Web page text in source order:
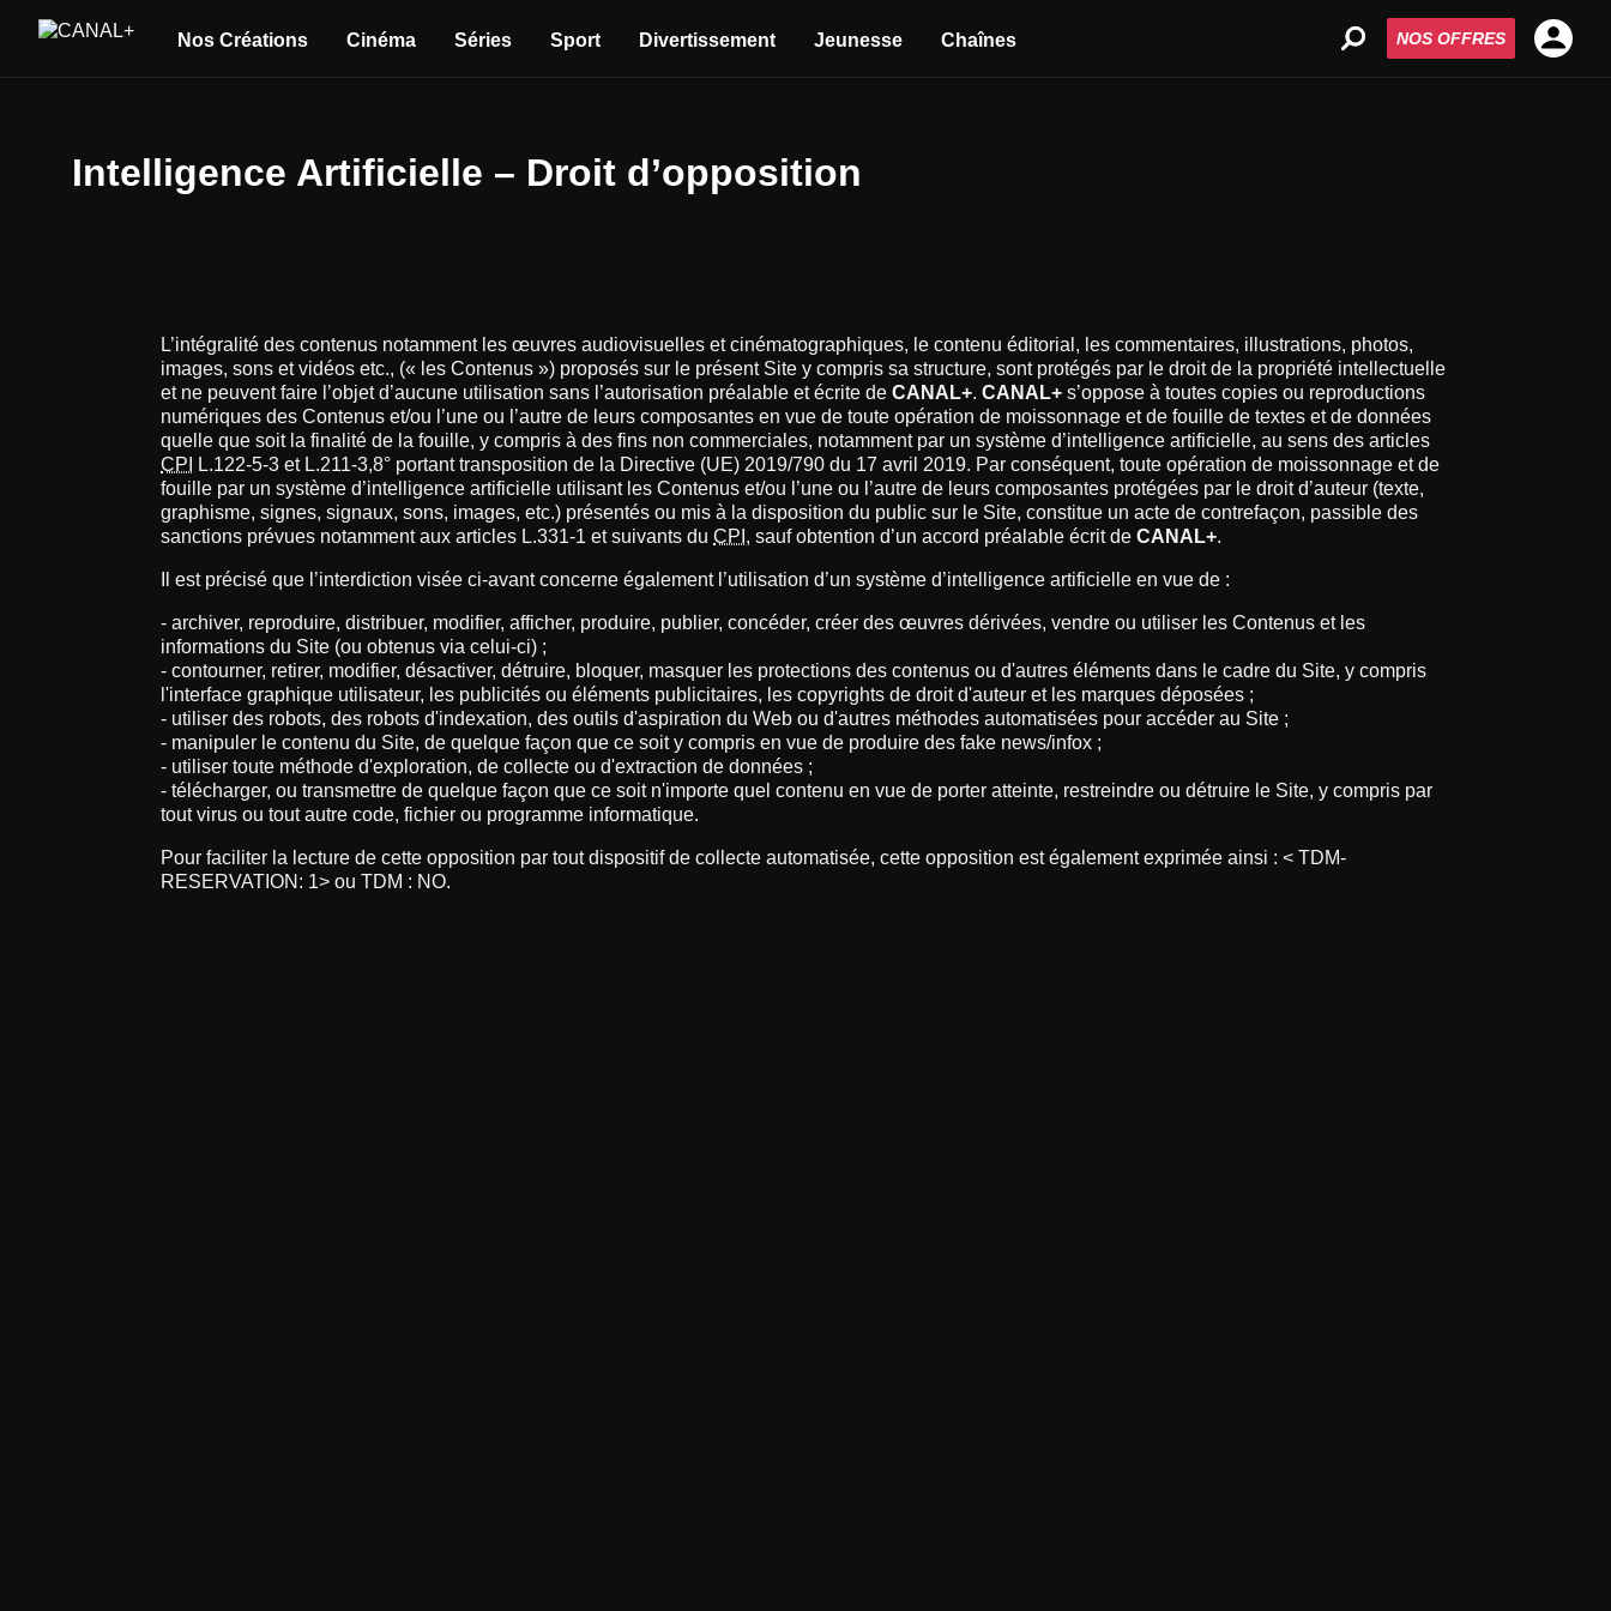
Nos Créations Cinéma Séries Sport Divertissement Jeunesse Chaînes NOS OFFRES
Intelligence Artificielle – Droit d’opposition
L’intégralité des contenus notamment les œuvres audiovisuelles et cinématographiques, le contenu éditorial, les commentaires, illustrations, photos,
images, sons et vidéos etc., (« les Contenus ») proposés sur le présent Site y compris sa structure, sont protégés par le droit de la propriété intellectuelle
et ne peuvent faire l’objet d’aucune utilisation sans l’autorisation préalable et écrite deCANAL+.CANAL+ s’oppose à toutes copies ou reproductions
numériques des Contenus et/ou l’une ou l’autre de leurs composantes en vue de toute opération de moissonnage et de fouille de textes et de données
quelle que soit la finalité de la fouille, y compris à des fins non commerciales, notamment par un système d’intelligence artificielle, au sens des articles
CPI
L.122-5-3 et L.211-3,8° portant transposition de la Directive (UE) 2019/790 du 17 avril 2019. Par conséquent, toute opération de moissonnage et de
fouille par un système d’intelligence artificielle utilisant les Contenus et/ou l’une ou l’autre de leurs composantes protégées par le droit d’auteur (texte,
graphisme, signes, signaux, sons, images, etc.) présentés ou mis à la disposition du public sur le Site, constitue un acte de contrefaçon, passible des
sanctions prévues notamment aux articles L.331-1 et suivants duCPI , sauf obtention d’un accord préalable écrit deCANAL+.
Il est précisé que l’interdiction visée ci-avant concerne également l’utilisation d’un système d’intelligence artificielle en vue de :
- archiver, reproduire, distribuer, modifier, afficher, produire, publier, concéder, créer des œuvres dérivées, vendre ou utiliser les Contenus et les
informations du Site (ou obtenus via celui-ci) ;
- contourner, retirer, modifier, désactiver, détruire, bloquer, masquer les protections des contenus ou d'autres éléments dans le cadre du Site, y compris
l'interface graphique utilisateur, les publicités ou éléments publicitaires, les copyrights de droit d'auteur et les marques déposées ;
- utiliser des robots, des robots d'indexation, des outils d'aspiration du Web ou d'autres méthodes automatisées pour accéder au Site ;
- manipuler le contenu du Site, de quelque façon que ce soit y compris en vue de produire des fake news/infox ;
- utiliser toute méthode d'exploration, de collecte ou d'extraction de données ;
- télécharger, ou transmettre de quelque façon que ce soit n'importe quel contenu en vue de porter atteinte, restreindre ou détruire le Site, y compris par
tout virus ou tout autre code, fichier ou programme informatique.
Pour faciliter la lecture de cette opposition par tout dispositif de collecte automatisée, cette opposition est également exprimée ainsi : < TDM-
RESERVATION: 1> ou TDM : NO.